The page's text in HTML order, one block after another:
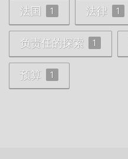
法国 1 法律 1
负责任的探索 1
预算 1